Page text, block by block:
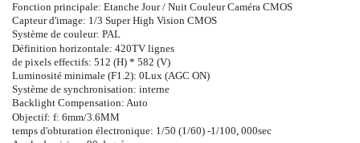
Fonction principale: Etanche Jour / Nuit Couleur Caméra CMOS
Capteur d'image: 1/3 Super High Vision CMOS
Système de couleur: PAL
Définition horizontale: 420TV lignes
de pixels effectifs: 512 (H) * 582 (V)
Luminosité minimale (F1.2): 0Lux (AGC ON)
Système de synchronisation: interne
Backlight Compensation: Auto
Objectif: f: 6mm/3.6MM
temps d'obturation électronique: 1/50 (1/60) -1/100, 000sec